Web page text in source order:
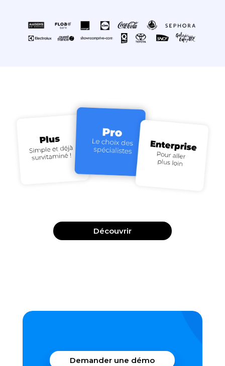
Découvrir
Demander une démo